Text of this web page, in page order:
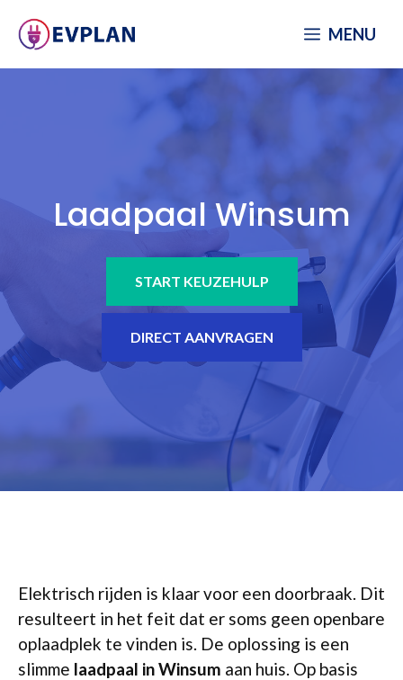
naar
MENU
Laadpaal Winsum
START KEUZEHULP
DIRECT AANVRAGEN
Elektrisch rijden is klaar voor een doorbraak. Dit
resulteert in het feit dat er soms geen openbare
oplaadplek te vinden is. De oplossing is een
slimme laadpaal in Winsum aan huis. Op basis